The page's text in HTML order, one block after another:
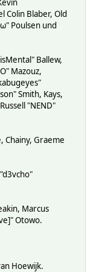
Colin Blaber, Old
Poulsen und
Ballew,
Mazouz,
Smith, Kays,
"NEND"
Chainy, Graeme
Marcus
Otowo.
Hoewijk.